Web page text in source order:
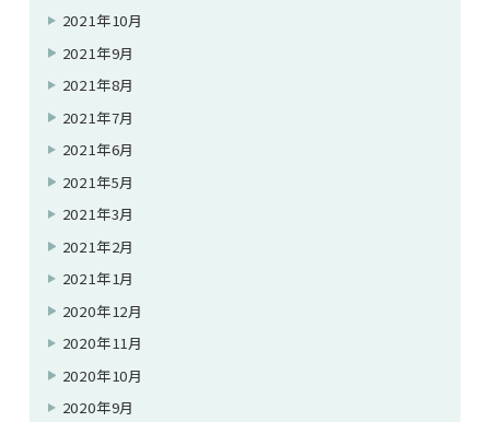
2021年10月
2021年9月
2021年8月
2021年7月
2021年6月
2021年5月
2021年3月
2021年2月
2021年1月
2020年12月
2020年11月
2020年10月
2020年9月